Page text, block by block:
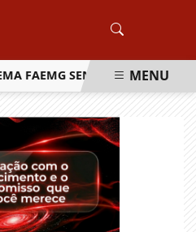
SENAR LANÇA OMENU